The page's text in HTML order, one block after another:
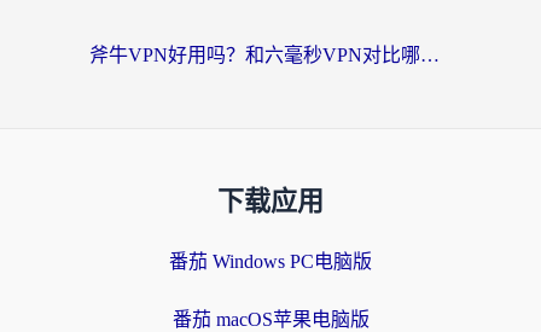
斧牛VPN好用吗？和六毫秒VPN对比哪个回国效果更好？海外党亲测实用指南
下载应用
番茄 Windows PC电脑版
番茄 macOS苹果电脑版